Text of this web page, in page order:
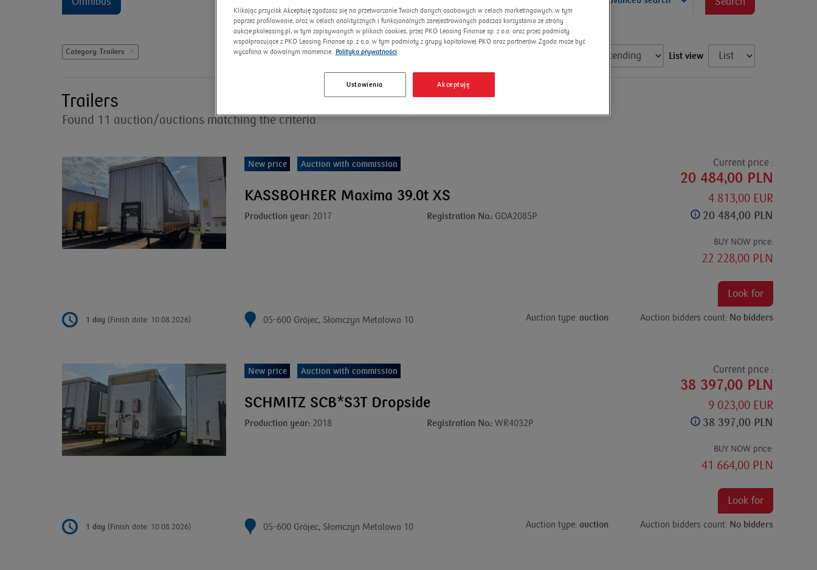
Category: Trailers List view
Trailers
Found 11 auction/auctions matching the criteria
New price Auction with commission
KASSBOHRER Maxima 39.0t XS
Production year: 2017 Registration No.: GDA2085P
Current price :
20 484,00 PLN
4 813,00 EUR
20 484,00 PLN
BUY NOW price:
22 228,00 PLN
Look for
1 day (Finish date: 10.08.2026) 05-600 Grójec, Słomczyn Metalowa 10 Auction type: auction Auction bidders count: No bidders
New price Auction with commission
SCHMITZ SCB*S3T Dropside
Production year: 2018 Registration No.: WR4032P
Current price :
38 397,00 PLN
9 023,00 EUR
38 397,00 PLN
BUY NOW price:
41 664,00 PLN
Look for
1 day (Finish date: 10.08.2026) 05-600 Grójec, Słomczyn Metalowa 10 Auction type: auction Auction bidders count: No bidders
Klikając przycisk Akceptuję zgadzasz się na przetwarzanie Twoich danych osobowych w celach marketingowych, w tym
poprzez profilowanie, oraz w celach analitycznych i funkcjonalnych zarejestrowanych podczas korzystania ze strony
aukcje.pkoleasing.pl, w tym zapisywanych w plikach cookies, przez PKO Leasing Finanse sp. z o.o. oraz przez podmioty
współpracujące z PKO Leasing Finanse sp. z o.o. w tym podmioty z grupy kapitałowej PKO oraz partnerów. Zgoda może być
wycofana w dowolnym momencie.
Polityka prywatności
Akceptuję
Ustawienia